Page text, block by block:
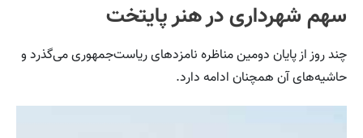
سهم شهرداری در هنر پایتخت
چند روز از پایان دومین مناظره نامزدهای ریاست‌جمهوری می‌گذرد و
حاشیه‌های آن همچنان ادامه دارد.